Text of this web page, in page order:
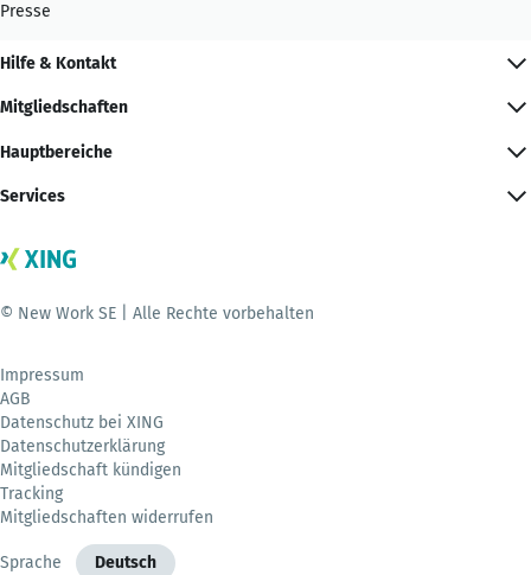
Presse
Hilfe & Kontakt
Mitgliedschaften
Hauptbereiche
Services
© New Work SE | Alle Rechte vorbehalten
Impressum
AGB
Datenschutz bei XING
Datenschutzerklärung
Mitgliedschaft kündigen
Tracking
Mitgliedschaften widerrufen
Sprache Deutsch